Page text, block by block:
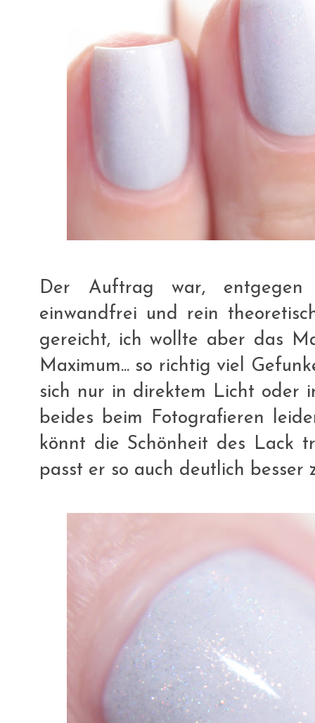
Der Auftrag war,
einwandfrei und rein
gereicht, ich wollte aber das
Maximum... so richtig viel
sich nur in direktem Licht oder
beides beim Fotografieren
könnt die Schönheit des Lack
passt er so auch deutlich besser